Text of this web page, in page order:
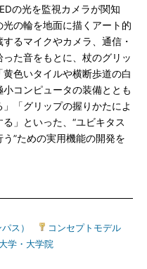
の光を監視カメラが関知
の輪を地面に描くアート的
るマイクやカメラ、通信・
た音をもとに、杖のグリッ
色いタイルや横断歩道の白
コンピュータの装備ととも
「グリップの握りかたによ
」といった、“ユビキタス
”ための実用機能の開発を
ス）
コンセプトモデル
大学・大学院